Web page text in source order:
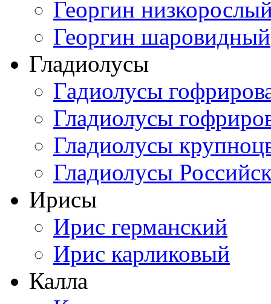
Георгин
Георгин шаровидный
Гладиолусы
Гадиолусы
Гладиолусы
Гладиолусы
Гладиолусы
Ирисы
Ирис германский
Ирис карликовый
Калла